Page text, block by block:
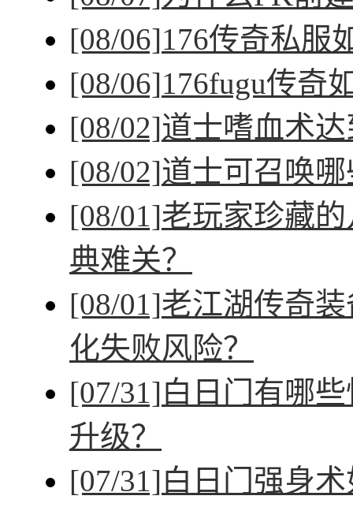
[08/06]176传奇私服
[08/06]176fugu传奇
[08/02]道士嗜血术
[08/02]道士可召唤
[08/01]老玩家珍藏
典难关？
[08/01]老江湖传奇
化失败风险？
[07/31]白日门有哪
升级？
[07/31]白日门强身